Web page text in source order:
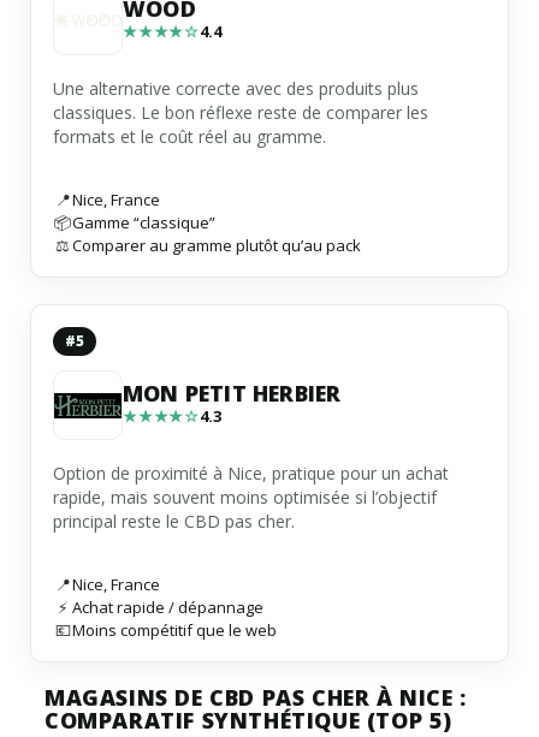
WOOD
★★★★☆4.4
Une alternative correcte avec des produits plus
classiques. Le bon réflexe reste de comparer les
formats et le coût réel au gramme.
📍Nice,France
📦Gamme “classique”
⚖️Comparer au gramme plutôt qu’au pack
#5
MON PETIT HERBIER
★★★★☆4.3
Option de proximité à Nice, pratique pour un achat
rapide, mais souvent moins optimisée si l’objectif
principal reste le CBD pas cher.
📍Nice,France
⚡ Achat rapide / dépannage
💶Moins compétitif que le web
MAGASINS DE CBD PAS CHER À NICE :
COMPARATIF SYNTHÉTIQUE (TOP 5)